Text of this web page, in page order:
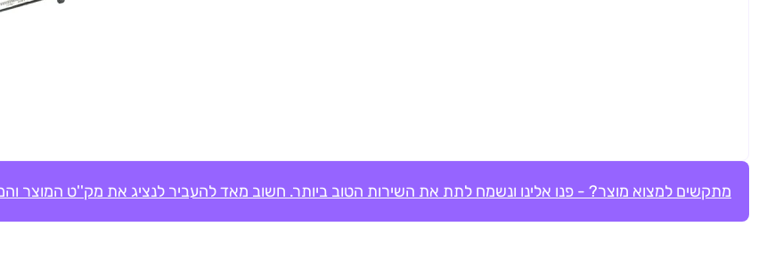
מתקשים למצוא מוצר? - פנו אלינו ונשמח לתת את השירות הטוב ביותר. חשוב מאד להעביר לנציג את מק''ט המוצר